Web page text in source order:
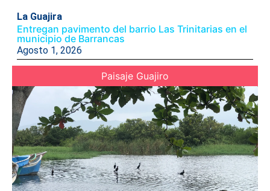
La Guajira
Entregan pavimento del barrio Las Trinitarias en el
municipio de Barrancas
Agosto 1, 2026
Paisaje Guajiro